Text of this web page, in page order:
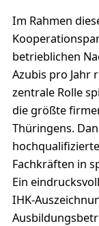
Im Rahmen
betrieblichen
Azubis pro Jahr
zentrale Rolle
die größte
Thüringens.
Fachkräften in
Ein
IHK-